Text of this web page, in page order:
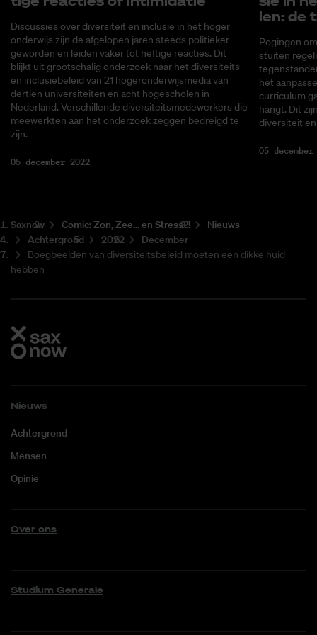
Discussies over diversiteit en inclusie in het hoger
onderwijs zijn de afgelopen jaren steeds politieker
geworden en leiden vaker tot heftige reacties. Dit
blijkt uit grootschalig onderzoek naar het diversiteits-
en inclusiebeleid van 21 hogeronderwijsmedia van
dertien universiteiten en acht hogescholen in
Nederland. Verschillende diversiteitsmedewerkers die
meewerkten aan het onderzoek zeggen bedreigd te
zijn.
05 december 2022
len: de
Pogingen
stuiten
het
curriculum
hangt. Dit
diversiteit
05 december
Saxnow Co­mic: Zon, Zee... en Stress?!
Nieuws
Achtergrond
2022
December
Boegbeelden van diversiteitsbeleid moeten een dikke huid
hebben
Nieuws
Achtergrond
Mensen
Opinie
Over ons
Studium Generale